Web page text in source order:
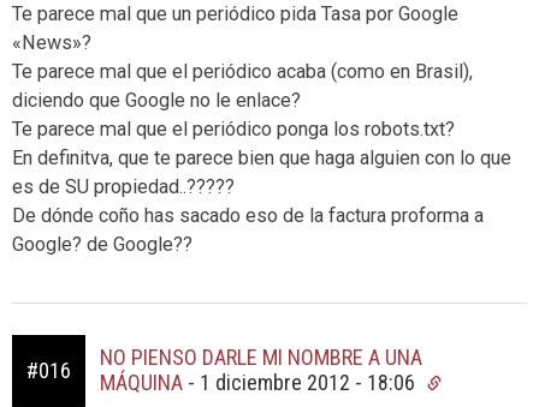
Te parece mal que un periódico pida Tasa por Google
«News»?
Te parece mal que el periódico acaba (como en Brasil),
diciendo que Google no le enlace?
Te parece mal que el periódico ponga los robots.txt?
En definitva, que te parece bien que haga alguien con lo que
es de SU propiedad..?????
De dónde coño has sacado eso de la factura proforma a
Google? de Google??
#016
NO PIENSO DARLE MI NOMBRE A UNA
MÁQUINA - 1 diciembre 2012 - 18:06